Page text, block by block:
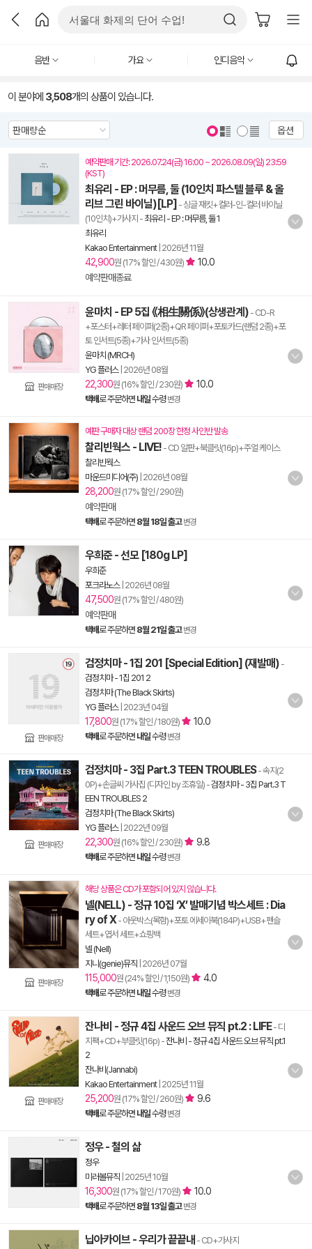
음반 가요 인디음악
이 분야에 3,508개의 상품이 있습니다.
옵션
예약판매 기간: 2026.07.24(금) 16:00 ~ 2026.08.09(일) 23:59
(KST)
최유리 - EP : 머무름, 둘 (10인치 파스텔 블루 & 올
리브 그린 바이닐)[LP] - 싱글 재킷+컬러-인-컬러 바이닐
(10인치)+가사지 -최유리 - EP : 머무름, 둘 1
최유리
Kakao Entertainment| 2026년 11월
42,900원 (17% 할인 / 430원)
10.0
예약판매종료
판매매장
윤마치 - EP 5집 《相生關係》(상생관계) - CD-R
+포스터+레터 페이퍼(2종)+QR 페이퍼+포토카드(랜덤 2종)+포
토 인서트(5종)+가사 인서트(5종)
윤마치 (MRCH)
YG 플러스| 2026년 08월
22,300원 (16% 할인 / 230원) 10.0
택배로 주문하면 내일수령 변경
예판 구매자 대상 랜덤 200장 한정 사인반 발송
찰리빈웍스 - LIVE! - CD 알판+북클릿(16p)+주얼 케이스
찰리빈웍스
마운드미디어(주) 2026년 08월
28,200원 (17% 할인 / 290원)
예약판매
택배로 주문하면 8월 18일 출고 변경
우희준 - 선모 [180g LP]
우희준
포크라노스| 2026년 08월
47,500원 (17% 할인 / 480원)
예약판매
택배로 주문하면 8월 21일 출고 변경
판매매장
검정치마 - 1집 201 [Special Edition] (재발매) -
검정치마 - 1집 201 2
검정치마 (The Black Skirts)
YG 플러스| 2023년 04월
17,800원 (17% 할인 / 180원) 10.0
택배로 주문하면 내일수령 변경
판매매장
검정치마 - 3집 Part.3 TEEN TROUBLES- 속지(2
0P)+손글씨 가사집 (디자인 by 조휴일) -검정치마 - 3집 Part.3 T
EEN TROUBLES 2
검정치마 (The Black Skirts)
YG 플러스| 2022년 09월
22,300원 (16% 할인 / 230원) 9.8
택배로 주문하면 내일수령 변경
판매매장
해당 상품은 CD가 포함되어 있지 않습니다.
넬(NELL) - 정규 10집 ‘X’ 발매기념 박스세트 : Dia
ry of X- 아웃박스(목함)+포토 에세이북(184P)+USB+펜슬
세트+엽서 세트+쇼핑백
넬 (Nell)
지니(genie)뮤직 2026년 07월
115,000원 (24% 할인 / 1,150원) 4.0
택배로 주문하면 내일수령 변경
판매매장
잔나비 - 정규 4집 사운드 오브 뮤직 pt.2 : LIFE- 디
지팩+CD+부클릿(16p) -잔나비 - 정규 4집 사운드 오브 뮤직 pt.1
2
잔나비(Jannabi)
Kakao Entertainment| 2025년 11월
25,200원 (17% 할인 / 260원) 9.6
택배로 주문하면 내일수령 변경
정우 - 철의 삶
정우
미러볼뮤직 2025년 10월
16,300원 (17% 할인 / 170원) 10.0
택배로 주문하면 8월 13일 출고 변경
닙아카이브 - 우리가 끝끝내 - CD+가사지